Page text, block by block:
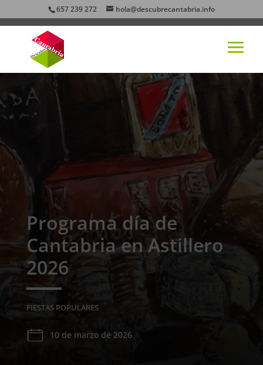
657 239 272 hola@descubrecantabria.info
Programa día de
Cantabria en Astillero
2026
FIESTAS POPULARES
10 de marzo de 2026